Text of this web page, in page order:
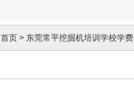
首页 > 东莞常平挖掘机培训学校学